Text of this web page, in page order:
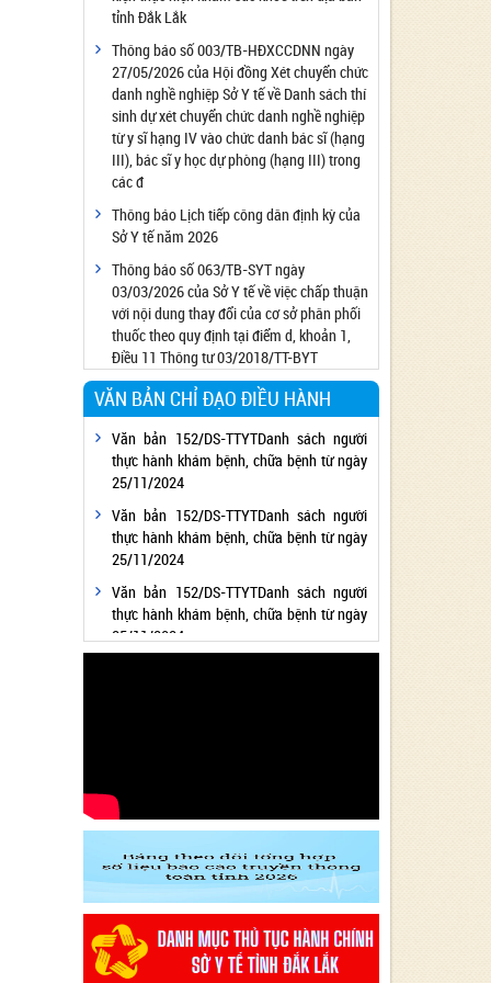
Công bố đủ điều kiện cung cấp dịch vụ diệt
côn trùng, diệt khuẩn bằng chế phẩm
Công bố cơ sở đủ điều kiện quan trắc môi
trường lao động
Công bố hồ sơ về trang thiết bị y tế
Công bố cơ sở đủ điều kiện tiêm chủng
Cơ sở Massage đủ điều kiện hoạt động
Cơ sở thẩm mỹ đủ điều kiện hoạt động
tỉnh Đắk Lắk
Thông báo số 003/TB-HĐXCCDNN ngày
27/05/2026 của Hội đồng Xét chuyển chức
danh nghề nghiệp Sở Y tế về Danh sách thí
sinh dự xét chuyển chức danh nghề nghiệp
từ y sĩ hạng IV vào chức danh bác sĩ (hạng
III), bác sĩ y học dự phòng (hạng III) trong
các đ
Thông báo Lịch tiếp công dân định kỳ của
Sở Y tế năm 2026
Thông báo số 063/TB-SYT ngày
03/03/2026 của Sở Y tế về việc chấp thuận
với nội dung thay đổi của cơ sở phân phối
thuốc theo quy định tại điểm d, khoản 1,
Điều 11 Thông tư 03/2018/TT-BYT
VĂN BẢN CHỈ ĐẠO ĐIỀU HÀNH
Văn bản 152/DS-TTYTDanh sách người
thực hành khám bệnh, chữa bệnh từ ngày
25/11/2024
Văn bản 152/DS-TTYTDanh sách người
thực hành khám bệnh, chữa bệnh từ ngày
25/11/2024
Văn bản 152/DS-TTYTDanh sách người
thực hành khám bệnh, chữa bệnh từ ngày
25/11/2024
2024 - Lĩnh vực Y tế
Văn bản 24/KH-SYT về việc thực hiện
Chương trình hành động thực hiện Nghị
quyết số 01/NQ-CP ngày 05/01/2024 của
Chính phủ về nhiệm vụ, giải pháp chủ yếu
thực hiện Kế hoạch phát triển kinh tế - xã
hội và Dự toán ngân sách nhà nước năm
2024 - Lĩnh vực Y tế